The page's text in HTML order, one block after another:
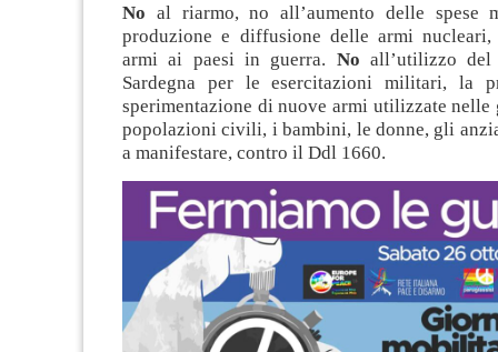
No al riarmo, no all’aumento delle spese
produzione e diffusione delle armi
armi ai paesi in guerra. No all’utilizzo
Sardegna per le esercitazioni militari, la
sperimentazione di nuove armi utilizzate nelle
popolazioni civili, i bambini, le donne, gli
a manifestare, contro il Ddl 1660.